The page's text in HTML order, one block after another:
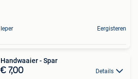
Ieper Eergisteren
Handwaaier - Spar
€ 7,00 Details